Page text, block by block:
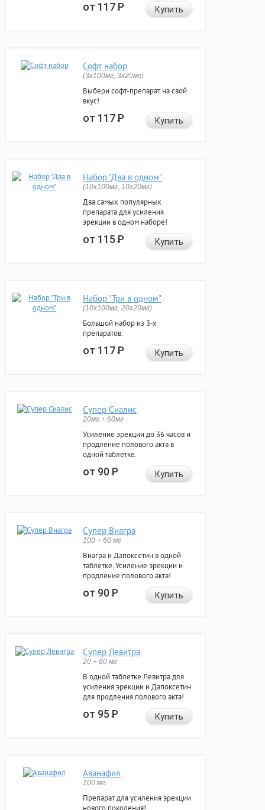
от 117Р Купить
Софт набор
(3x100мг, 3x20мг)
Выбери софт-препарат на свой
вкус!
от 117Р Купить
Набор "Два в одном"
(10x100мг, 10x20мг)
Два самых популярных
препарата для усиления
эрекции в одном наборе!
от 115Р Купить
Набор "Три в одном"
(10x100мг, 20x20мг)
Большой набор из 3-х
препаратов.
от 117Р Купить
Супер Сиалис
20мг + 60мг
Усиление эрекции до 36 часов и
продление полового акта в
одной таблетке.
от 90Р Купить
Супер Виагра
100 + 60 мг
Виагра и Дапоксетин в одной
таблетке. Усиление эрекции и
продление полового акта!
от 90Р Купить
Супер Левитра
20 + 60 мг
В одной таблетке Левитра для
усиления эрекции и Дапоксетин
для продления полового акта!
от 95Р Купить
Аванафил
100 мг
Препарат для усиления эрекции